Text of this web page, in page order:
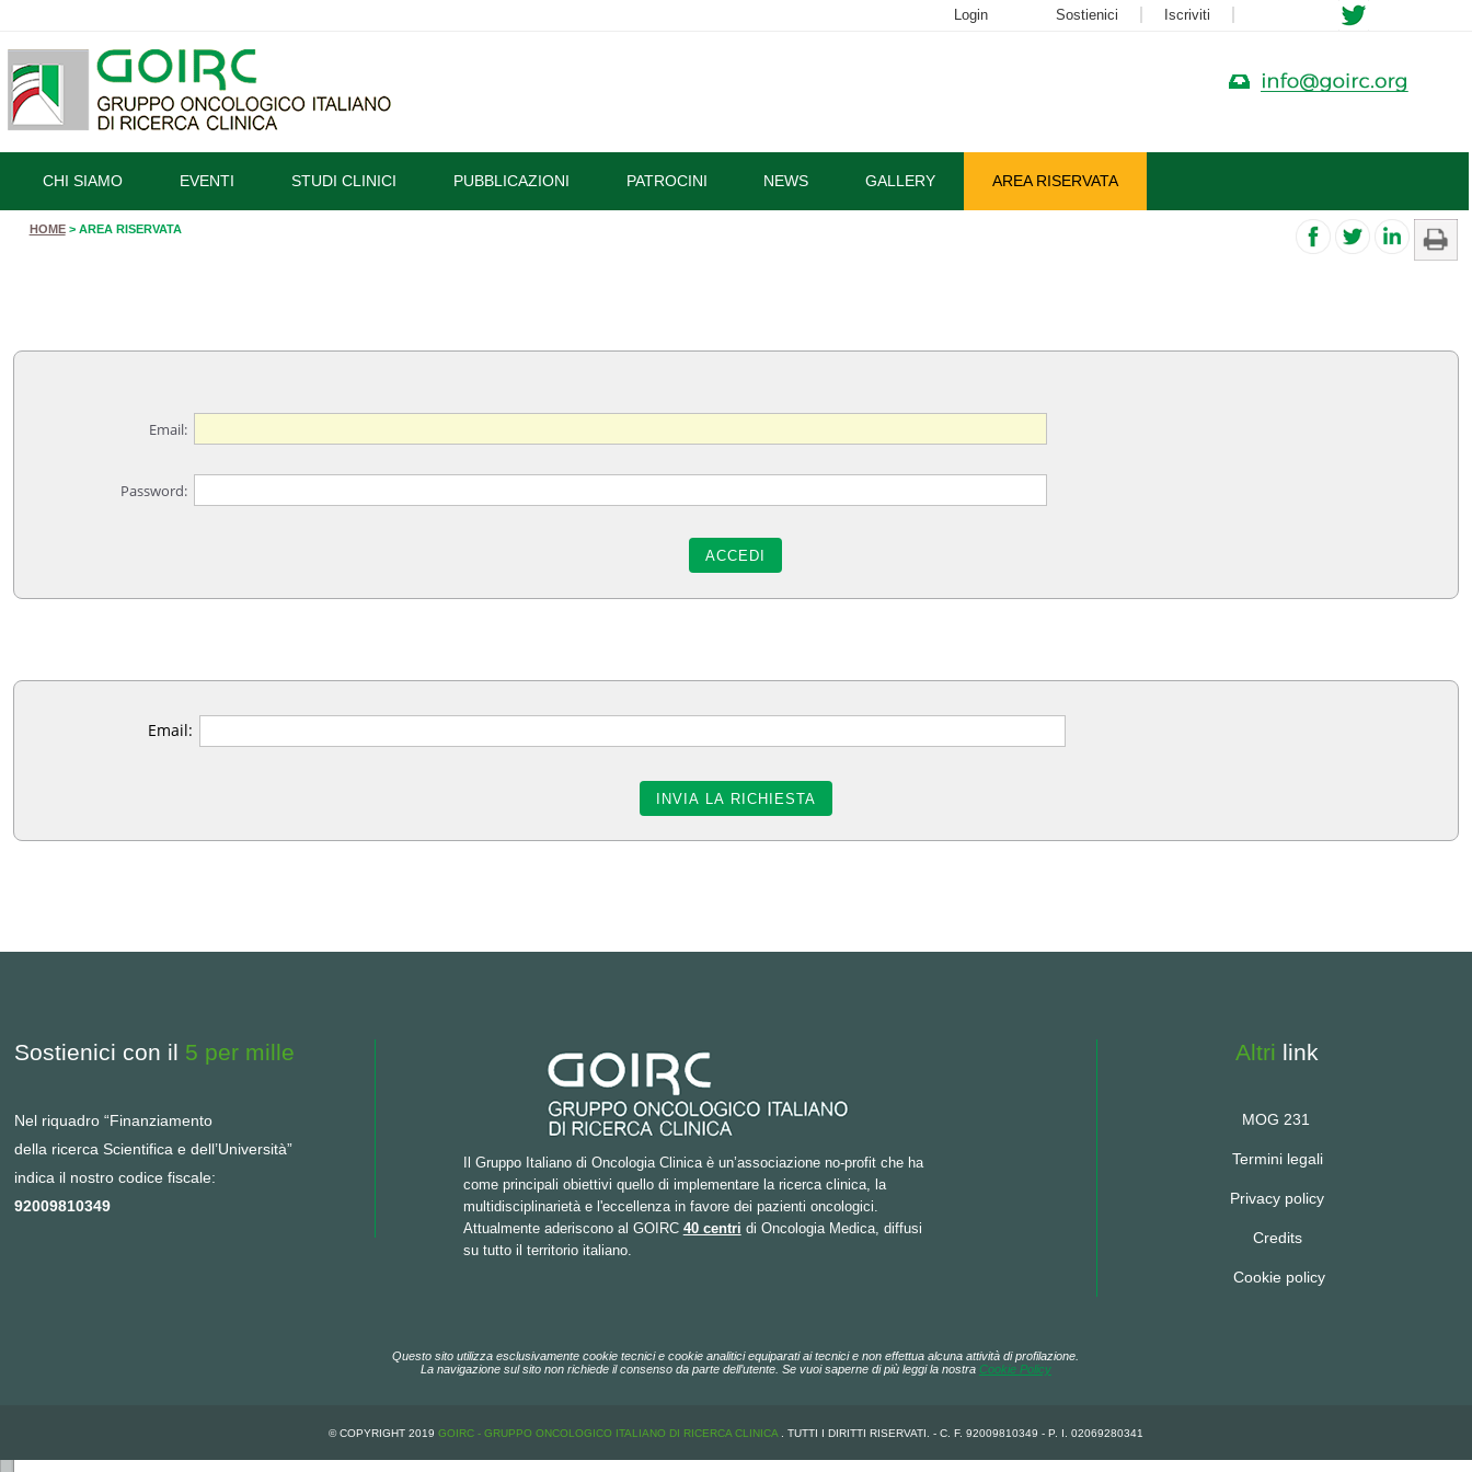
Login Sostienici Iscriviti
CHI SIAMO EVENTI STUDI CLINICI PUBBLICAZIONI PATROCINI NEWS GALLERY AREA RISERVATA
HOME> AREA RISERVATA
Email:
Password:
Email:
Sostienici con il 5 per mille
Nel riquadro “Finanziamento
della ricerca Scientifica e dell’Università”
indica il nostro codice fiscale:
92009810349
Il Gruppo Italiano di Oncologia Clinica è un’associazione no-profit che ha
come principali obiettivi quello di implementare la ricerca clinica, la
multidisciplinarietà e l'eccellenza in favore dei pazienti oncologici.
Attualmente aderiscono al GOIRC 40 centri di Oncologia Medica, diffusi
su tutto il territorio italiano.
Altri link
MOG 231
Termini legali
Privacy policy
Credits
Cookie policy
Questo sito utilizza esclusivamente cookie tecnici e cookie analitici equiparati ai tecnici e non effettua alcuna attività di profilazione.
La navigazione sul sito non richiede il consenso da parte dell’utente. Se vuoi saperne di più leggi la nostra Cookie Policy
© COPYRIGHT 2019 GOIRC - GRUPPO ONCOLOGICO ITALIANO DI RICERCA CLINICA . TUTTI I DIRITTI RISERVATI. - C. F. 92009810349 - P. I. 02069280341